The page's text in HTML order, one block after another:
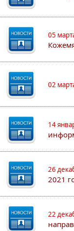
05
02
14
26
2021
22